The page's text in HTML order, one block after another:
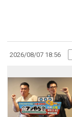
2026/08/07 18:56